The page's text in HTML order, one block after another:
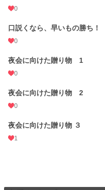
0
口説くなら、早いもの勝ち
0
夜会に向けた贈り物 1
0
夜会に向けた贈り物 2
0
夜会に向けた贈り物 ３
1